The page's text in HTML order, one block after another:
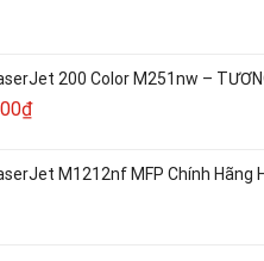
200 Color M251nw –
₫
M1212nf MFP Chính